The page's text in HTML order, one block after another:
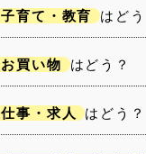
子育て・教育 はどう
お買い物 はどう？
仕事・求人 はどう？